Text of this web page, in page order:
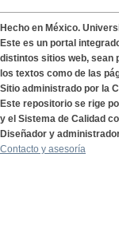
Hecho en México.
Este es un portal
distintos sitios web, sean
los textos como de las
Sitio administrado por la
Este repositorio se rige
y el Sistema de Calidad
Diseñador y
Contacto y asesoría